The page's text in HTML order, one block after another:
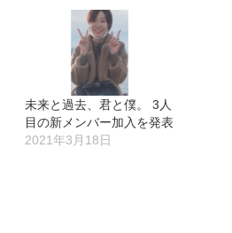
未来と過去、君と僕。 3人
目の新メンバー加入を発表
2021年3月18日